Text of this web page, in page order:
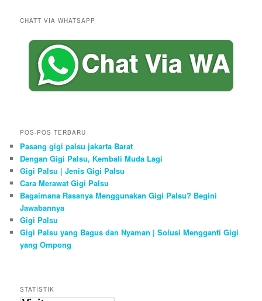
CHATT VIA WHATSAPP
POS-POS TERBARU
Pasang gigi palsu jakarta Barat
Dengan Gigi Palsu, Kembali Muda Lagi
Gigi Palsu | Jenis Gigi Palsu
Cara Merawat Gigi Palsu
Bagaimana Rasanya Menggunakan Gigi Palsu? Begini
Jawabannya
Gigi Palsu
Gigi Palsu yang Bagus dan Nyaman | Solusi Mengganti Gigi
yang Ompong
STATISTIK